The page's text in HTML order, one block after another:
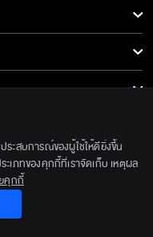
All Rights Reserved.
Ltd.
ระสบการณ์ของผู้ใช้ให้ดียิ่งขึ้น
เภทของคุกกี้ที่เราจัดเก็บ เหตุผล
คุกกี้